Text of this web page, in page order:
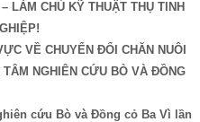
LÀM CHỦ KỸ THUẬT THỤ TINH
VỀ CHUYỂN ĐỔI CHĂN NUÔI
NGHIÊN CỨU BÒ VÀ ĐỒNG
cứu Bò và Đồng cỏ Ba Vì lần